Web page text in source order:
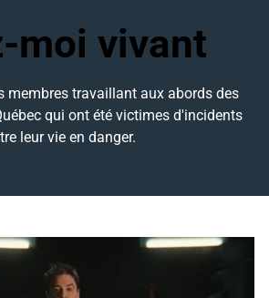
moi vivant
membres travaillant aux abords des
qui ont été victimes d'incidents
leur vie en danger.